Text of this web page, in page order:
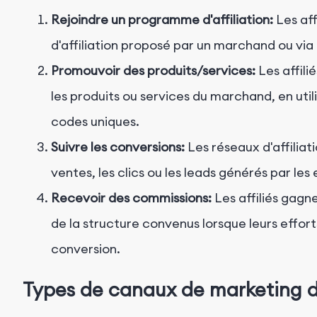
Rejoindre un programme d'affiliation: Les
d'affiliation proposé par un marchand ou
Promouvoir des produits/services: Les
les produits ou services du marchand, en
codes uniques.
Suivre les conversions: Les réseaux
ventes, les clics ou les leads générés par
Recevoir des commissions: Les affiliés
de la structure convenus lorsque leurs
conversion.
Types de canaux de marketing